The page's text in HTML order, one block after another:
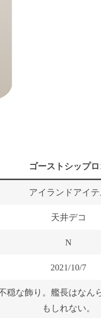
ゴーストシップ
アイランドアイテ
天井デコ
N
2021/10/7
穏な飾り。艦長はなん
もしれない。